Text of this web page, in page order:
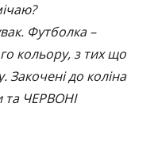
Футболка –
кольору, з тих що
до коліна
та ЧЕРВОНІ